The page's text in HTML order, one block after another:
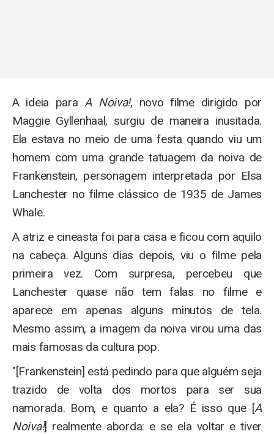
A ideia paraA Noiva!, novo filme dirigido por
Maggie Gyllenhaal, surgiu de maneira inusitada.
Ela estava no meio de uma festa quando viu um
homem com uma grande tatuagem da noiva de
Frankenstein, personagem interpretada por Elsa
Lanchester no filme clássico de 1935 de James
Whale.
A atriz e cineasta foi para casa e ficou com aquilo
na cabeça. Alguns dias depois, viu o filme pela
primeira vez. Com surpresa, percebeu que
Lanchester quase não tem falas no filme e
aparece em apenas alguns minutos de tela.
Mesmo assim, a imagem da noiva virou uma das
mais famosas da cultura pop.
"[Frankenstein] está pedindo para que alguém seja
trazido de volta dos mortos para ser sua
namorada. Bom, e quanto a ela? É isso que [A
Noiva!] realmente aborda: e se ela voltar e tiver